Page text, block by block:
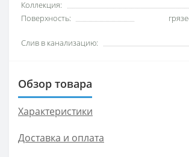
Коллекция:
Поверхность:
Слив в канализацию:
Обзор товара
Характеристики
Доставка и оплата